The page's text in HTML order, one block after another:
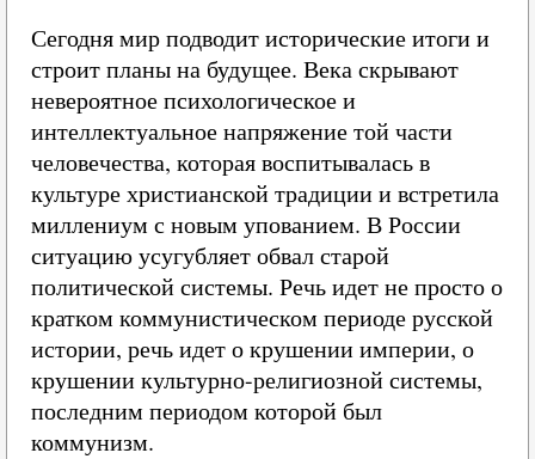
Сегодня мир подводит исторические итоги и
строит планы на будущее. Века скрывают
невероятное психологическое и
интеллектуальное напряжение той части
человечества, которая воспитывалась в
культуре христианской традиции и встретила
миллениум с новым упованием. В России
ситуацию усугубляет обвал старой
политической системы. Речь идет не просто о
кратком коммунистическом периоде русской
истории, речь идет о крушении империи, о
крушении культурно-религиозной системы,
последним периодом которой был
коммунизм.